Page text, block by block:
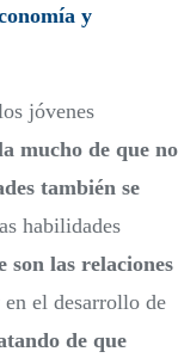
y
jóvenes
mucho de que no
también se
habilidades
son las relaciones
el desarrollo de
de que